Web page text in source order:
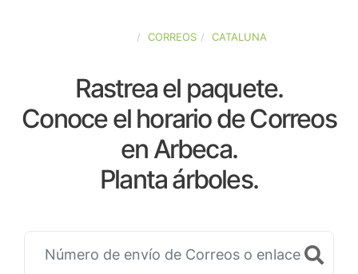
CORREOS CATALUNA
Rastrea el paquete.
Conoce el horario de Correos
en Arbeca.
Planta árboles.